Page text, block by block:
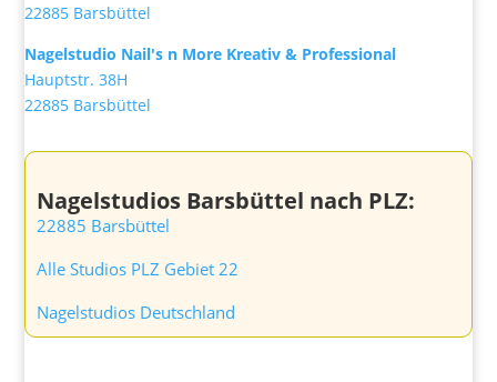
22885 Barsbüttel
Nagelstudio Nail's n More Kreativ & Professional
Hauptstr. 38H
22885 Barsbüttel
Nagelstudios Barsbüttel nach PLZ:
22885 Barsbüttel
Alle Studios PLZ Gebiet 22
Nagelstudios Deutschland